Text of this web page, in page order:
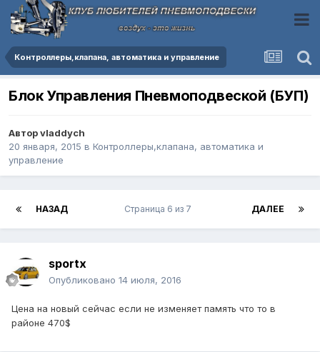
Контроллеры,клапана, автоматика и управление
Блок Управления Пневмоподвеской (БУП)
Авторvladdych
20 января, 2015 в Контроллеры,клапана, автоматика и
управление
НАЗАД ДАЛЕЕ
Страница 6 из 7
sportx
Опубликовано 14 июля, 2016
Цена на новый сейчас если не изменяет память что то в
районе 470$